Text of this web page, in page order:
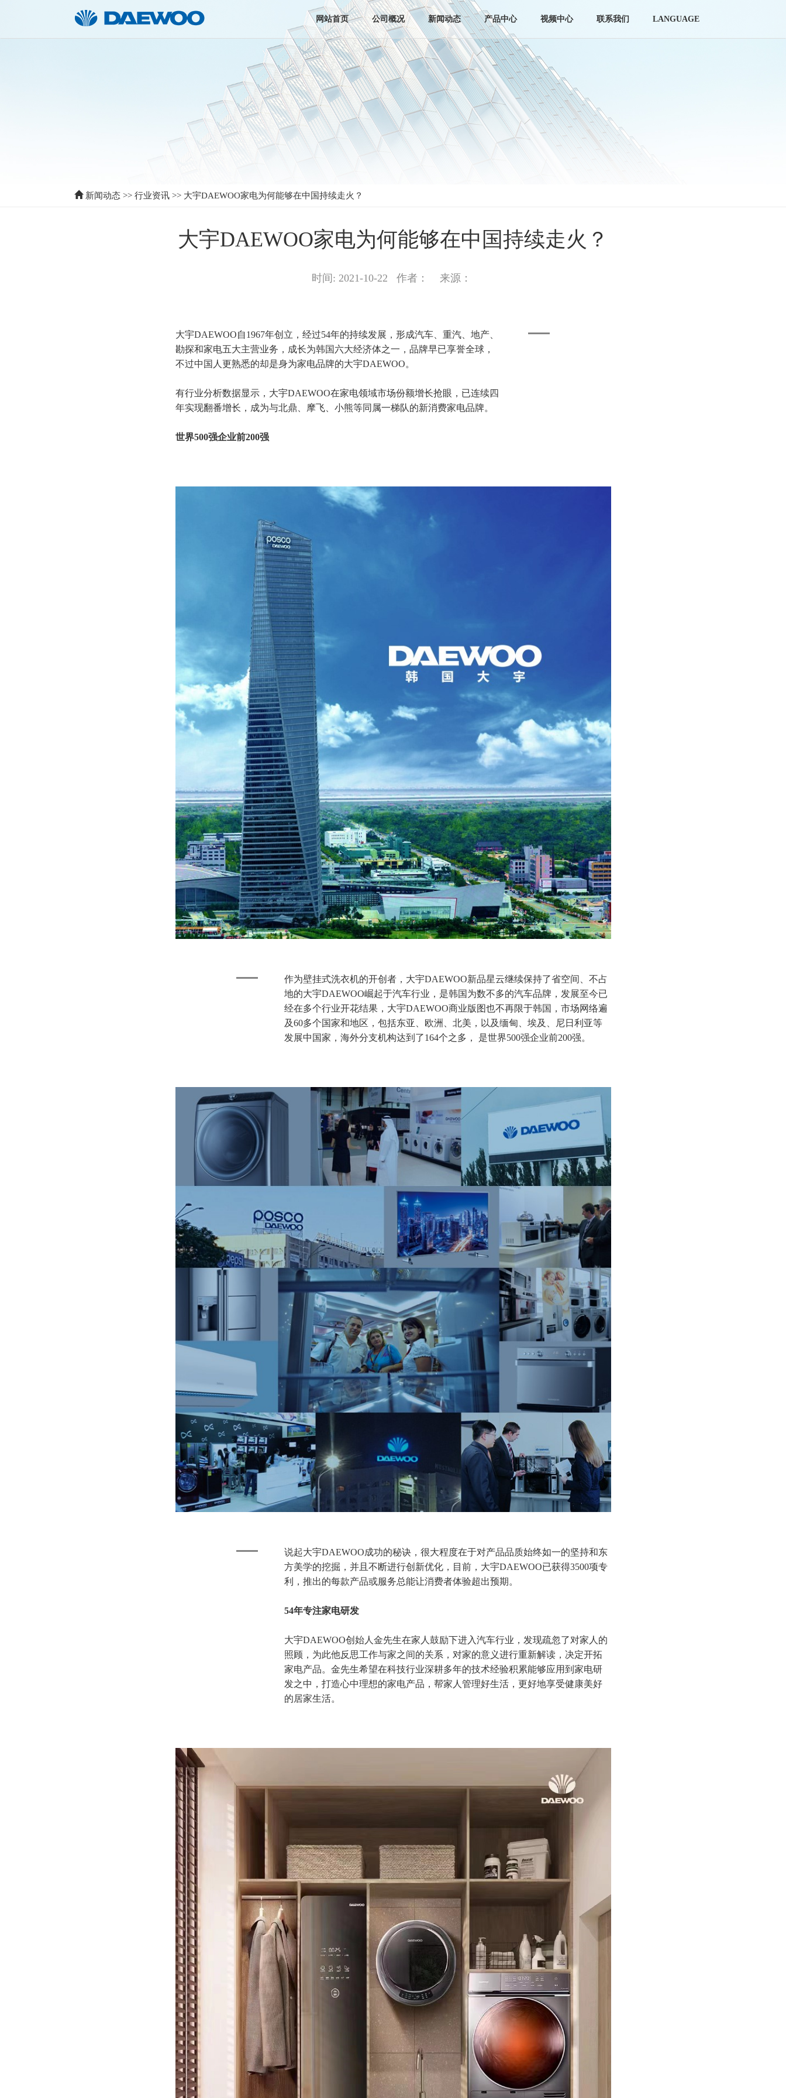
网站首页 公司概况 新闻动态 产品中心 视频中心 联系我们 LANGUAGE
新闻动态 >> 行业资讯 >> 大宇DAEWOO家电为何能够在中国持续走火？
大宇DAEWOO家电为何能够在中国持续走火？
时间: 2021-10-22 作者： 来源：
大宇DAEWOO自1967年创立，经过54年的持续发展，形成汽车、重汽、地产、
勘探和家电五大主营业务，成长为韩国六大经济体之一，品牌早已享誉全球，
不过中国人更熟悉的却是身为家电品牌的大宇DAEWOO。
有行业分析数据显示，大宇DAEWOO在家电领域市场份额增长抢眼，已连续四
年实现翻番增长，成为与北鼎、摩飞、小熊等同属一梯队的新消费家电品牌。
世界500强企业前200强
作为壁挂式洗衣机的开创者，大宇DAEWOO新品星云继续保持了省空间、不占
地的大宇DAEWOO崛起于汽车行业，是韩国为数不多的汽车品牌，发展至今已
经在多个行业开花结果，大宇DAEWOO商业版图也不再限于韩国，市场网络遍
及60多个国家和地区，包括东亚、欧洲、北美，以及缅甸、埃及、尼日利亚等
发展中国家，海外分支机构达到了164个之多， 是世界500强企业前200强。
说起大宇DAEWOO成功的秘诀，很大程度在于对产品品质始终如一的坚持和东
方美学的挖掘，并且不断进行创新优化，目前，大宇DAEWOO已获得3500项专
利，推出的每款产品或服务总能让消费者体验超出预期。
54年专注家电研发
大宇DAEWOO创始人金先生在家人鼓励下进入汽车行业，发现疏忽了对家人的
照顾，为此他反思工作与家之间的关系，对家的意义进行重新解读，决定开拓
家电产品。金先生希望在科技行业深耕多年的技术经验积累能够应用到家电研
发之中，打造心中理想的家电产品，帮家人管理好生活，更好地享受健康美好
的居家生活。